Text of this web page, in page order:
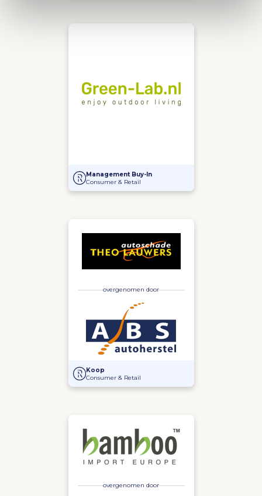
Overname Greenlab B.V. door Dhr. van Banning en
Management Buy-In
Consumer & Retail
overgenomen door
Overname Autoschade Theo Lauwers door ABS
Koop
Consumer & Retail
overgenomen door